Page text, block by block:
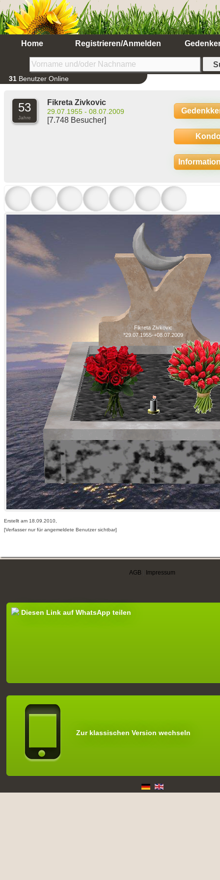
Home Registrieren/Anmelden
31 Benutzer Online
53
Jahre
Fikreta Zivkovic
29.07.1955 - 08.07.2009
[7.748 Besucher]
Fikreta Zivkovic
*29.07.1955-+08.07.2009
Erstellt am 18.09.2010,
[Verfasser nur für angemeldete Benutzer sichtbar]
AGB Impressum
Diesen Link auf WhatsApp teilen
Zur klassischen Version wechseln